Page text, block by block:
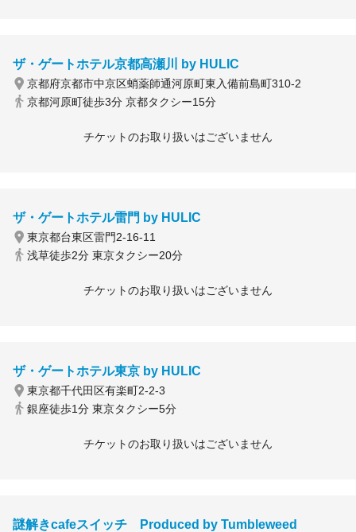
ザ・ゲートホテル京都高瀬川 by HULIC
京都府京都市中京区蛸薬師通河原町東入備前島町310-2
京都河原町徒歩3分 京都タクシー15分
チケットのお取り扱いはございません
ザ・ゲートホテル雷門 by HULIC
東京都台東区雷門2-16-11
浅草徒歩2分 東京タクシー20分
チケットのお取り扱いはございません
ザ・ゲートホテル東京 by HULIC
東京都千代田区有楽町2-2-3
銀座徒歩1分 東京タクシー5分
チケットのお取り扱いはございません
謎解きcafeスイッチ Produced by Tumbleweed